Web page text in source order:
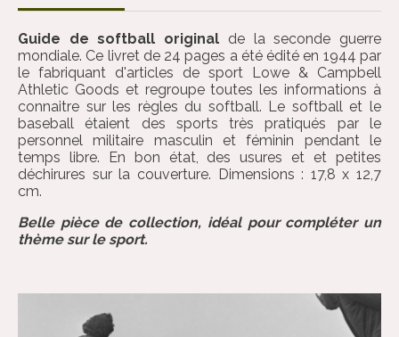
Guide de softball original de la seconde guerre
mondiale. Ce livret de 24 pages a été édité en 1944 par
le fabriquant d'articles de sport Lowe & Campbell
Athletic Goods et regroupe toutes les informations à
connaitre sur les règles du softball. Le softball et le
baseball étaient des sports très pratiqués par le
personnel militaire masculin et féminin pendant le
temps libre. En bon état, des usures et et petites
déchirures sur la couverture. Dimensions : 17,8 x 12,7
cm.
Belle pièce de collection, idéal pour compléter un
thème sur le sport.